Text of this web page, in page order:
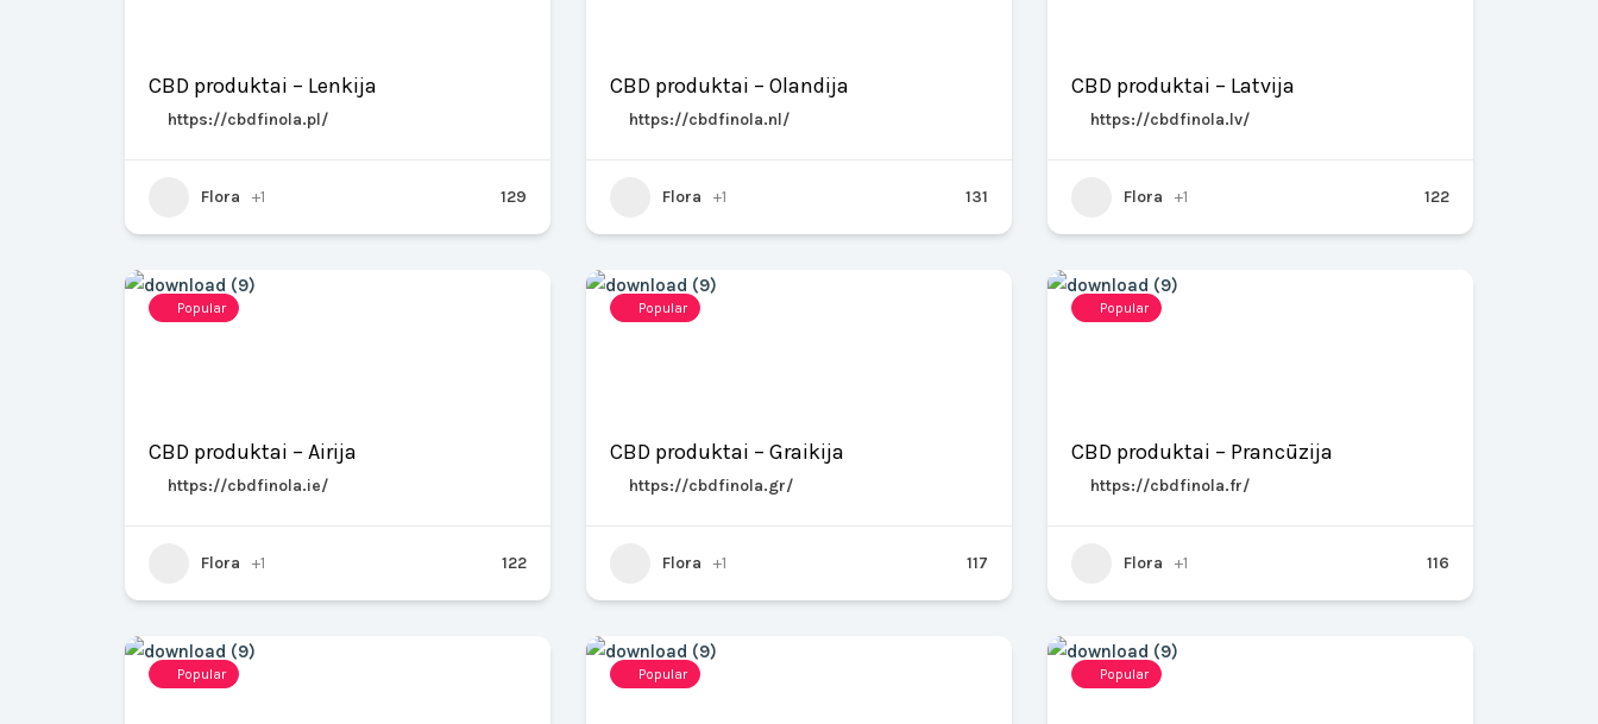
CBD produktai – Lenkija
https://cbdfinola.pl/
Flora +1 129
CBD produktai – Olandija
https://cbdfinola.nl/
Flora +1 131
CBD produktai – Latvija
https://cbdfinola.lv/
Flora +1 122
Popular
CBD produktai – Airija
https://cbdfinola.ie/
Flora +1 122
Popular
CBD produktai – Graikija
https://cbdfinola.gr/
Flora +1 117
Popular
CBD produktai – Prancūzija
https://cbdfinola.fr/
Flora +1 116
Popular Popular Popular